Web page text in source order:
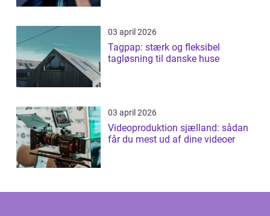
03 april 2026
Tagpap: stærk og fleksibel
tagløsning til danske huse
03 april 2026
Videoproduktion sjælland: sådan
får du mest ud af dine videoer